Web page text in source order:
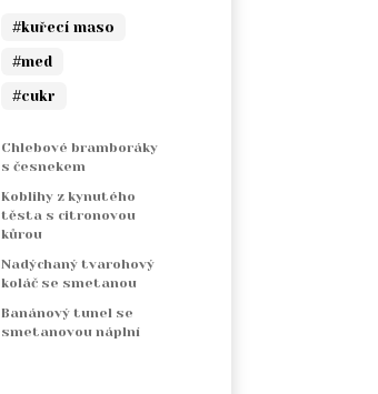
#kuřecí maso
#med
#cukr
Chlebové bramboráky
s česnekem
Koblihy z kynutého
těsta s citronovou
kůrou
Nadýchaný tvarohový
koláč se smetanou
Banánový tunel se
smetanovou náplní